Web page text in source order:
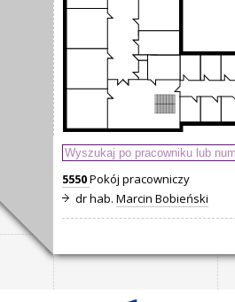
5550Pokój pracowniczy
dr hab. Marcin Bobieński